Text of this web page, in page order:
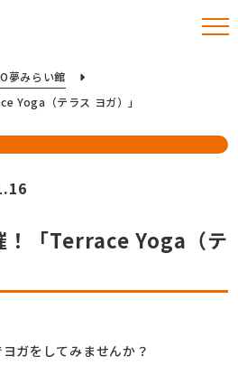
夢みらい館
Yoga（テラス ヨガ）」
「Terrace Yoga（テ
ガをしてみませんか？